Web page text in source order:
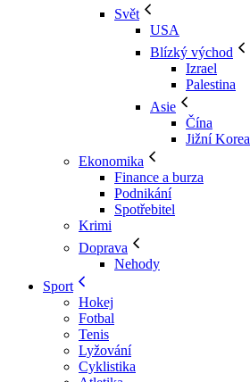
Svět
USA
Blízký východ
Izrael
Palestina
Asie
Čína
Jižní Korea
Ekonomika
Finance a burza
Podnikání
Spotřebitel
Krimi
Doprava
Nehody
Sport
Hokej
Fotbal
Tenis
Lyžování
Cyklistika